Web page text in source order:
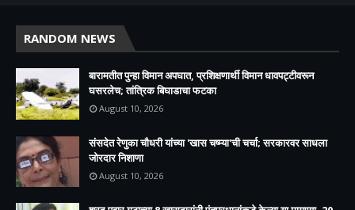
RANDOM NEWS
बारामतीत पुन्हा विमान अपघात, प्रशिक्षणार्थी विमान धावपट्टीवरून
घसरलेच; तांत्रिक बिघाडाचा फटका
August 10, 2026
संसदेत रेणुका चौधरी यांच्या 'खास चष्म्या'ची चर्चा; सरकारवर साधला
जोरदार निशाणा
August 10, 2026